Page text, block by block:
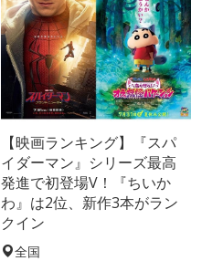
【映画ランキング】『スパ
イダーマン』シリーズ最高
発進で初登場V！『ちいか
わ』は2位、新作3本がラン
クイン
全国